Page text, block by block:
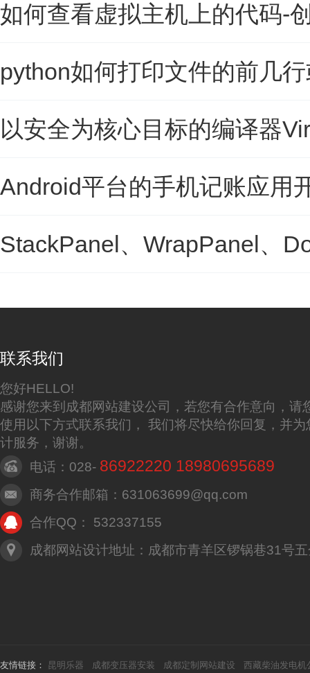
如何查看虚拟主机上的代码-
python如何打印文件的前几
以安全为核心目标的编译器
Android平台的手机记账应用
StackPanel、WrapPanel、
联系我们
您好HELLO!
感谢您来到成都网站建设公司，若您有合作意向，请
使用以下方式联系我们， 我们将尽快给你回复，并
计服务，谢谢。
电话：028- 86922220 18980695689
商务合作邮箱：631063699@qq.com
合作QQ： 532337155
成都网站设计地址：成都市青羊区锣锅巷31号
友情链接： 昆明乐器 成都变压器安装 成都定制网站建设 西藏柴油发电机